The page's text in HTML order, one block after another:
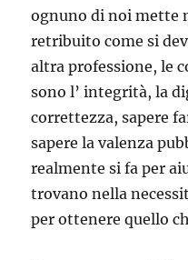
ognuno di noi mette
retribuito come si
altra professione, le
sono l’ integrità, la
correttezza, sapere
sapere la valenza
realmente si fa per
trovano nella
per ottenere quello